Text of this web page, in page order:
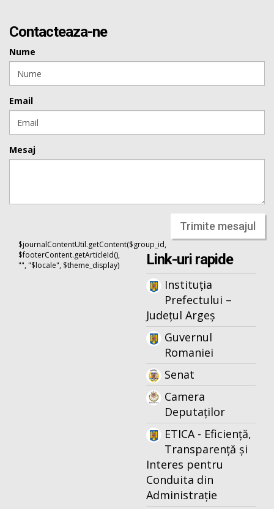
Contacteaza-ne
Nume
Email
Mesaj
Trimite mesajul
$journalContentUtil.getContent($group_id,
$footerContent.getArticleId(),
"", "$locale", $theme_display)
Link-uri rapide
Instituția
Prefectului –
Județul Argeș
Guvernul
Romaniei
Senat
Camera
Deputaților
ETICA - Eficiență,
Transparență și
Interes pentru
Conduita din
Administrație